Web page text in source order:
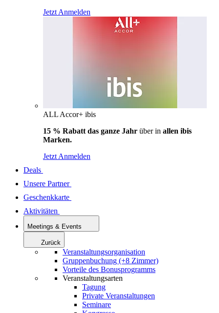
Jetzt Anmelden
ALL Accor+ ibis
15 % Rabatt das ganze Jahr über in allen ibis
Marken.
Jetzt Anmelden
Deals
Unsere Partner
Geschenkkarte
Aktivitäten
Meetings & Events
Zurück
Veranstaltungsorganisation
Gruppenbuchung (+8 Zimmer)
Vorteile des Bonusprogramms
Veranstaltungsarten
Tagung
Private Veranstaltungen
Seminare